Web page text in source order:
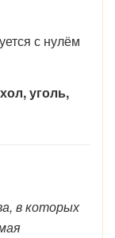
с нулём
уголь,
в которых